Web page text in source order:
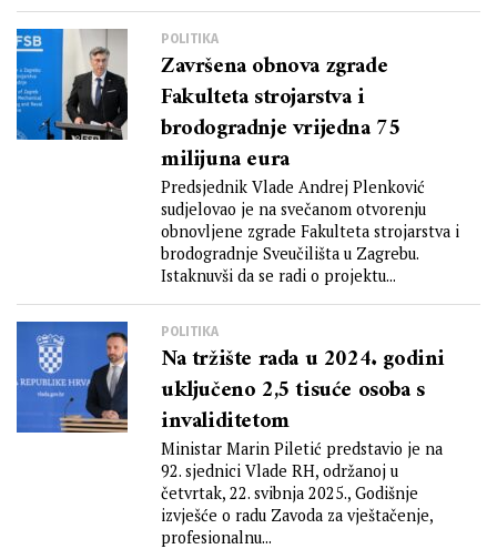
POLITIKA
Završena obnova zgrade
Fakulteta strojarstva i
brodogradnje vrijedna 75
milijuna eura
Predsjednik Vlade Andrej Plenković
sudjelovao je na svečanom otvorenju
obnovljene zgrade Fakulteta strojarstva i
brodogradnje Sveučilišta u Zagrebu.
Istaknuvši da se radi o projektu...
POLITIKA
Na tržište rada u 2024. godini
uključeno 2,5 tisuće osoba s
invaliditetom
Ministar Marin Piletić predstavio je na
92. sjednici Vlade RH, održanoj u
četvrtak, 22. svibnja 2025., Godišnje
izvješće o radu Zavoda za vještačenje,
profesionalnu...